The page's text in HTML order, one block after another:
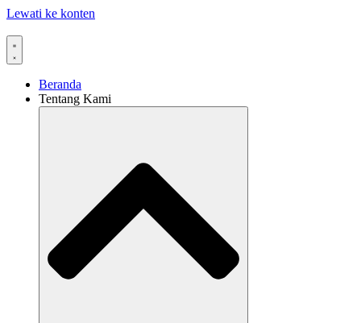
Lewati ke konten
Beranda
Tentang Kami